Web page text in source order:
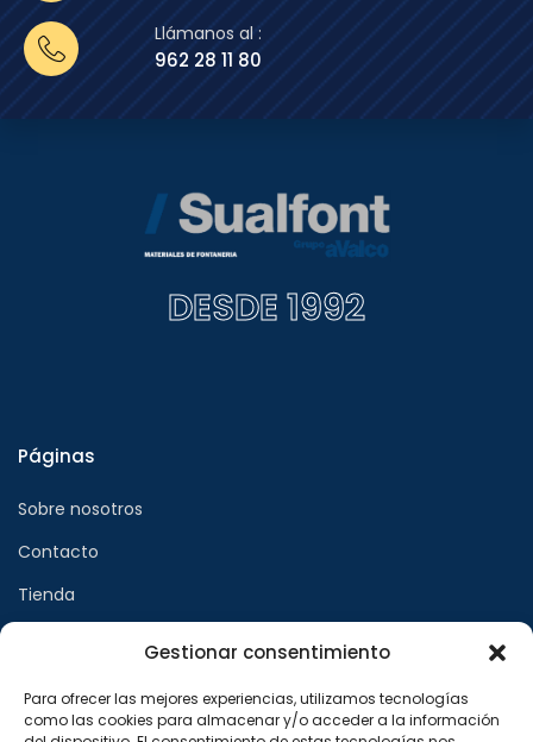
Gestionar consentimiento
Para ofrecer las mejores experiencias, utilizamos tecnologías
como las cookies para almacenar y/o acceder a la información
Llámanos al :
962 28 11 80
DESDE 1992
Páginas
Sobre nosotros
Contacto
Tienda
Aviso legal